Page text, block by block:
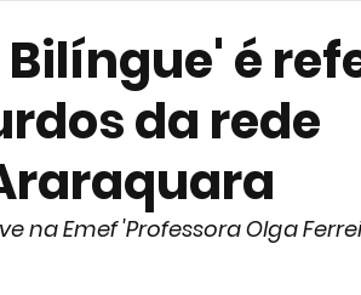
Bilíngue' é
da rede
na Emef 'Professora Olga